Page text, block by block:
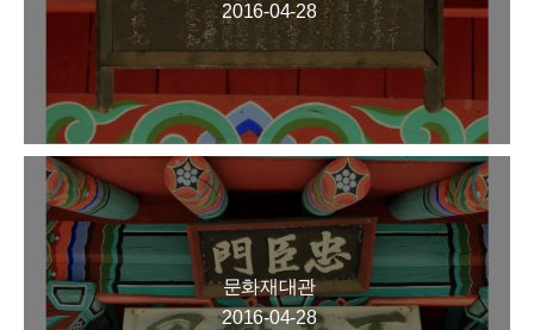
2016-04-28
문화재대관
2016-04-28